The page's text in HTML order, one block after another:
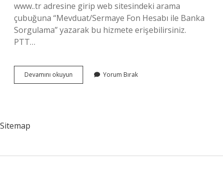
www..tr adresine girip web sitesindeki arama
çubuğuna “Mevduat/Sermaye Fon Hesabı ile Banka
Sorgulama” yazarak bu hizmete erişebilirsiniz.
PTT…
Devamını okuyun
Tc
Yorum Bırak
Sitemap